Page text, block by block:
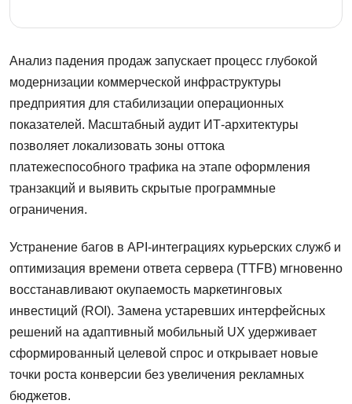
Анализ падения продаж запускает процесс глубокой
модернизации коммерческой инфраструктуры
предприятия для стабилизации операционных
показателей. Масштабный аудит ИТ-архитектуры
позволяет локализовать зоны оттока
платежеспособного трафика на этапе оформления
транзакций и выявить скрытые программные
ограничения.
Устранение багов в API-интеграциях курьерских служб и
оптимизация времени ответа сервера (TTFB) мгновенно
восстанавливают окупаемость маркетинговых
инвестиций (ROI). Замена устаревших интерфейсных
решений на адаптивный мобильный UX удерживает
сформированный целевой спрос и открывает новые
точки роста конверсии без увеличения рекламных
бюджетов.